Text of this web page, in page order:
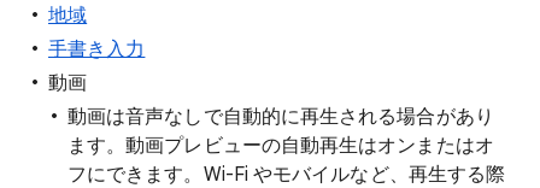
地域
手書き入力
動画
動画は音声なしで自動的に再生される場合があり
ます。動画プレビューの自動再生はオンまたはオ
フにできます。Wi-Fi やモバイルなど、再生する際